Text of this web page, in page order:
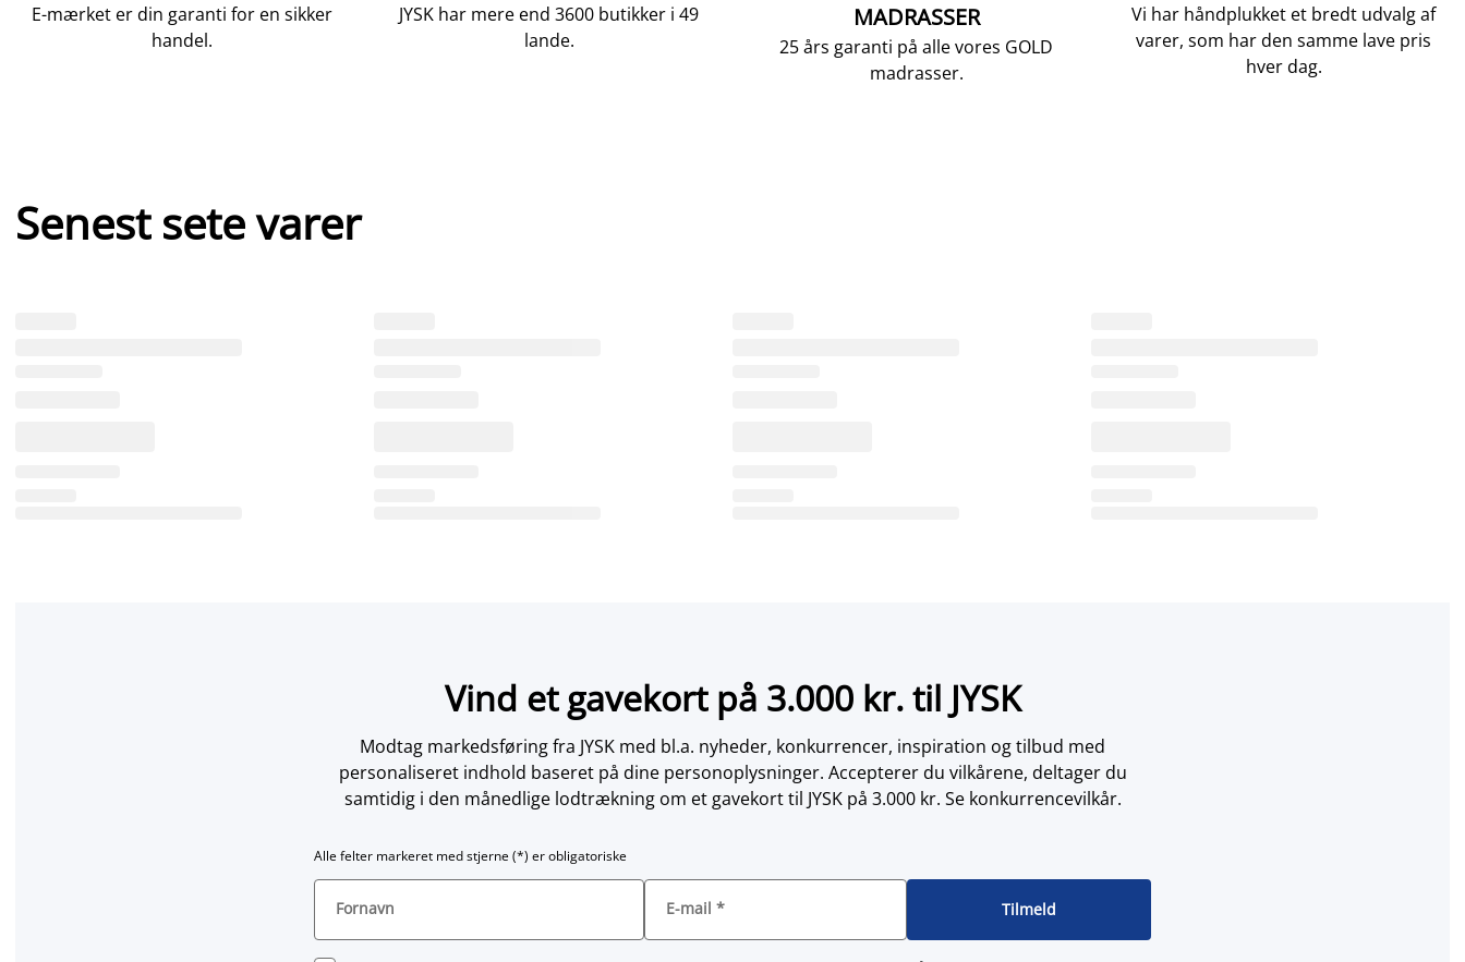
E-mærket er din garanti for en sikker
handel.
JYSK har mere end 3600 butikker i 49
lande.
MADRASSER
25 års garanti på alle vores GOLD
madrasser.
Vi har håndplukket et bredt udvalg af
varer, som har den samme lave pris
hver dag.
Senest sete varer
Vind et gavekort på 3.000 kr. til JYSK
Modtag markedsføring fra JYSK med bl.a. nyheder, konkurrencer, inspiration og tilbud med
personaliseret indhold baseret på dine personoplysninger. Accepterer du vilkårene, deltager du
samtidig i den månedlige lodtrækning om et gavekort til JYSK på 3.000 kr. Se konkurrencevilkår.
Alle felter markeret med stjerne (*) er obligatoriske
Fornavn E-mail * Tilmeld